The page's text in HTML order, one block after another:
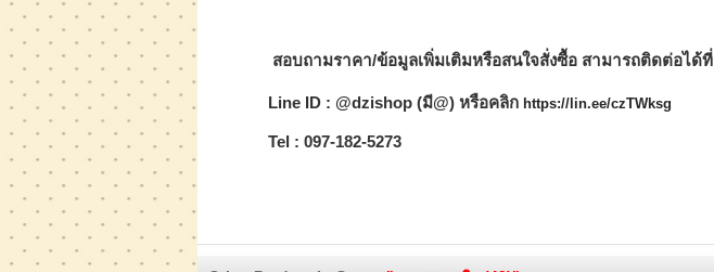
สอบถามราคา/ข้อมูลเพิ่มเติมหรือสนใจสั่งซื้อ สามารถติดต่อได้ที่
Line ID : @dzishop (มี@) หรือคลิก https://lin.ee/czTWksg
Tel : 097-182-5273